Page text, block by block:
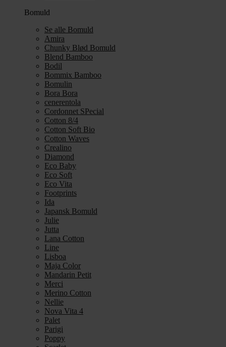
Bomuld
Se alle Bomuld
Amira
Chunky Blød Bomuld
Blend Bamboo
Bodil
Bommix Bamboo
Bomulin
Bora Bora
cenerentola
Cordonnet SPecial
Cotton 8/4
Cotton Soft Bio
Cotton Waves
Crealino
Diamond
Eco Baby
Eco Soft
Eco Vita
Footprints
Ida
Japansk Bomuld
Julie
Jutta
Lana Cotton
Line
Lisboa
Maja Color
Mandarin Petit
Merci
Merino Cotton
Nellie
Nova Vita 4
Palet
Parigi
Poppy